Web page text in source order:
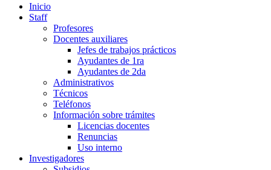
Inicio
Staff
Profesores
Docentes auxiliares
Jefes de trabajos prácticos
Ayudantes de 1ra
Ayudantes de 2da
Administrativos
Técnicos
Teléfonos
Información sobre trámites
Licencias docentes
Renuncias
Uso interno
Investigadores